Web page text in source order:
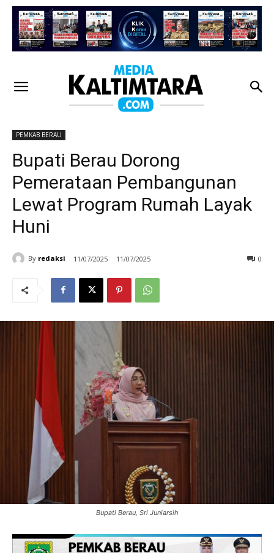
PEMKAB BERAU
Bupati Berau Dorong
Pemerataan Pembangunan
Lewat Program Rumah Layak
Huni
By redaksi 11/07/2025 11/07/2025 0
Bupati Berau, Sri Juniarsih